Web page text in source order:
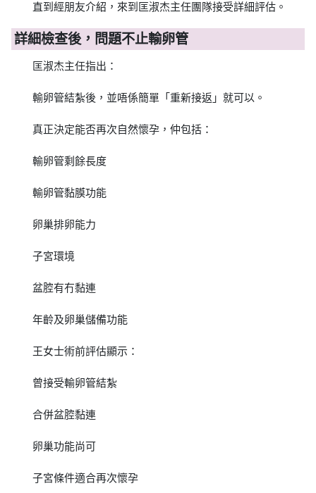
直到經朋友介紹，來到匡淑杰主任團隊接受詳細評估。
詳細檢查後，問題不止輸卵管
匡淑杰主任指出：
輸卵管結紮後，並唔係簡單「重新接返」就可以。
真正決定能否再次自然懷孕，仲包括：
輸卵管剩餘長度
輸卵管黏膜功能
卵巢排卵能力
子宮環境
盆腔有冇黏連
年齡及卵巢儲備功能
王女士術前評估顯示：
曾接受輸卵管結紮
合併盆腔黏連
卵巢功能尚可
子宮條件適合再次懷孕